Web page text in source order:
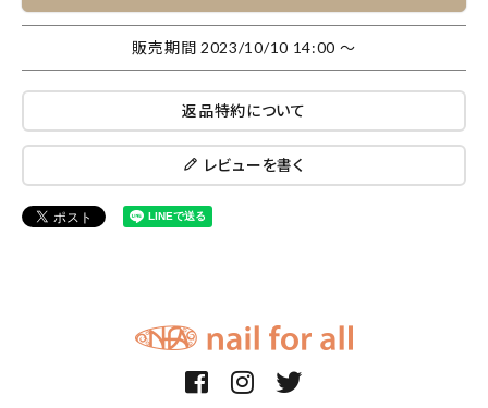
販売期間 2023/10/10 14:00 〜
返品特約について
レビューを書く